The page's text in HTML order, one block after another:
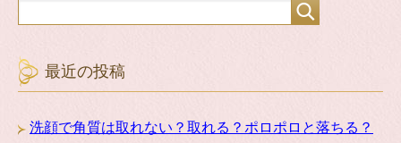
最近の投稿
洗顔で角質は取れない？取れる？ポロポロと落ちる？